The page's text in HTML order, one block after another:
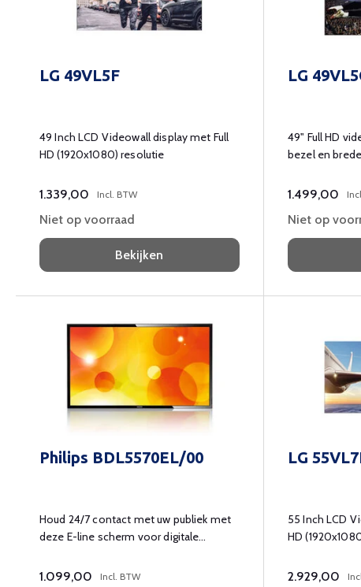
LG 49VL5F
49 Inch LCD Videowall display met Full
HD (1920x1080) resolutie
1.339,00 Incl. BTW
Niet op voorraad
Bekijken
LG
49" Full HD
bezel en
1.499,00
Niet op
Philips BDL5570EL/00
Houd 24/7 contact met uw publiek met
deze E-line scherm voor digitale
1.099,00 Incl. BTW
LG
55 Inch LCD
HD
2.929,00